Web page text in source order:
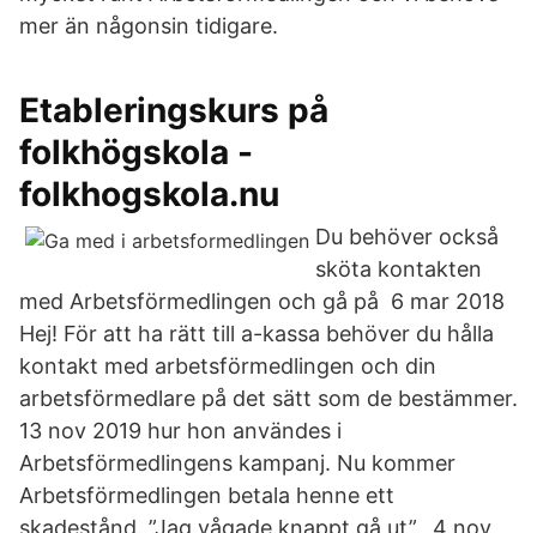
mer än någonsin tidigare.
Etableringskurs på
folkhögskola -
folkhogskola.nu
Du behöver också
sköta kontakten
med Arbetsförmedlingen och gå på 6 mar 2018
Hej! För att ha rätt till a-kassa behöver du hålla
kontakt med arbetsförmedlingen och din
arbetsförmedlare på det sätt som de bestämmer.
13 nov 2019 hur hon användes i
Arbetsförmedlingens kampanj. Nu kommer
Arbetsförmedlingen betala henne ett
skadestånd. ”Jag vågade knappt gå ut”, 4 nov